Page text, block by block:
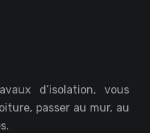
d’isolation, vous
passer au mur, au